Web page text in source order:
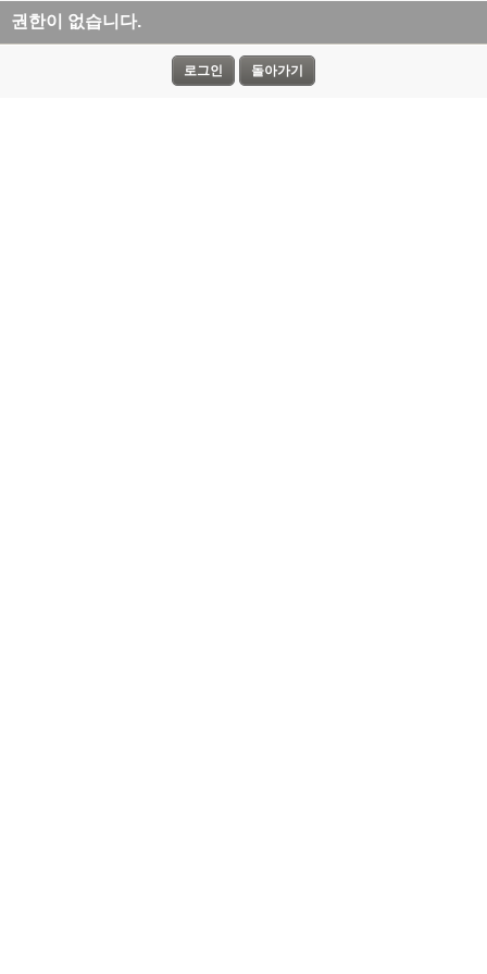
권한이 없습니다.
로그인 돌아가기